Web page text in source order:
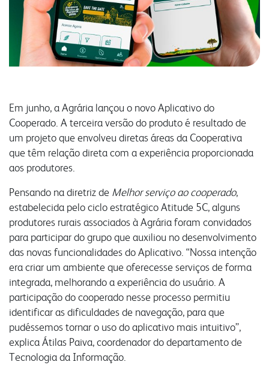
pesquisa
laboratório
unidades
parceiros comerciais
relatório anual
grits e flakes
outros negócios
comunidade
fundação semmelweis
integração solidária
esporte e lazer
sustentabilidade
nossa conduta
vídeo nossa conduta
programa nossa conduta
código de conduta
fornecedores
seja fornecedor
gestão integrada
responsabilidade social
produtos
vendas
congresso bovino
malte
inicial
produtos
receitas
do campo ao copo
biblioteca digital
vídeos
contatos comerciais
óleo e farelo
a indústria
certificações
transportes
contatos
farinhas
uso industrial
grits e flakes
inicial
Em junho, a Agrária lançou o novo Aplicativo do
Cooperado. A terceira versão do produto é resultado de
um projeto que envolveu diretas áreas da Cooperativa
que têm relação direta com a experiência proporcionada
aos produtores.
Pensando na diretriz de Melhor serviço ao cooperado,
estabelecida pelo ciclo estratégico Atitude 5C, alguns
produtores rurais associados à Agrária foram convidados
para participar do grupo que auxiliou no desenvolvimento
das novas funcionalidades do Aplicativo. “Nossa intenção
era criar um ambiente que oferecesse serviços de forma
integrada, melhorando a experiência do usuário. A
participação do cooperado nesse processo permitiu
identificar as dificuldades de navegação, para que
pudéssemos tornar o uso do aplicativo mais intuitivo”,
explica Átilas Paiva, coordenador do departamento de
Tecnologia da Informação.